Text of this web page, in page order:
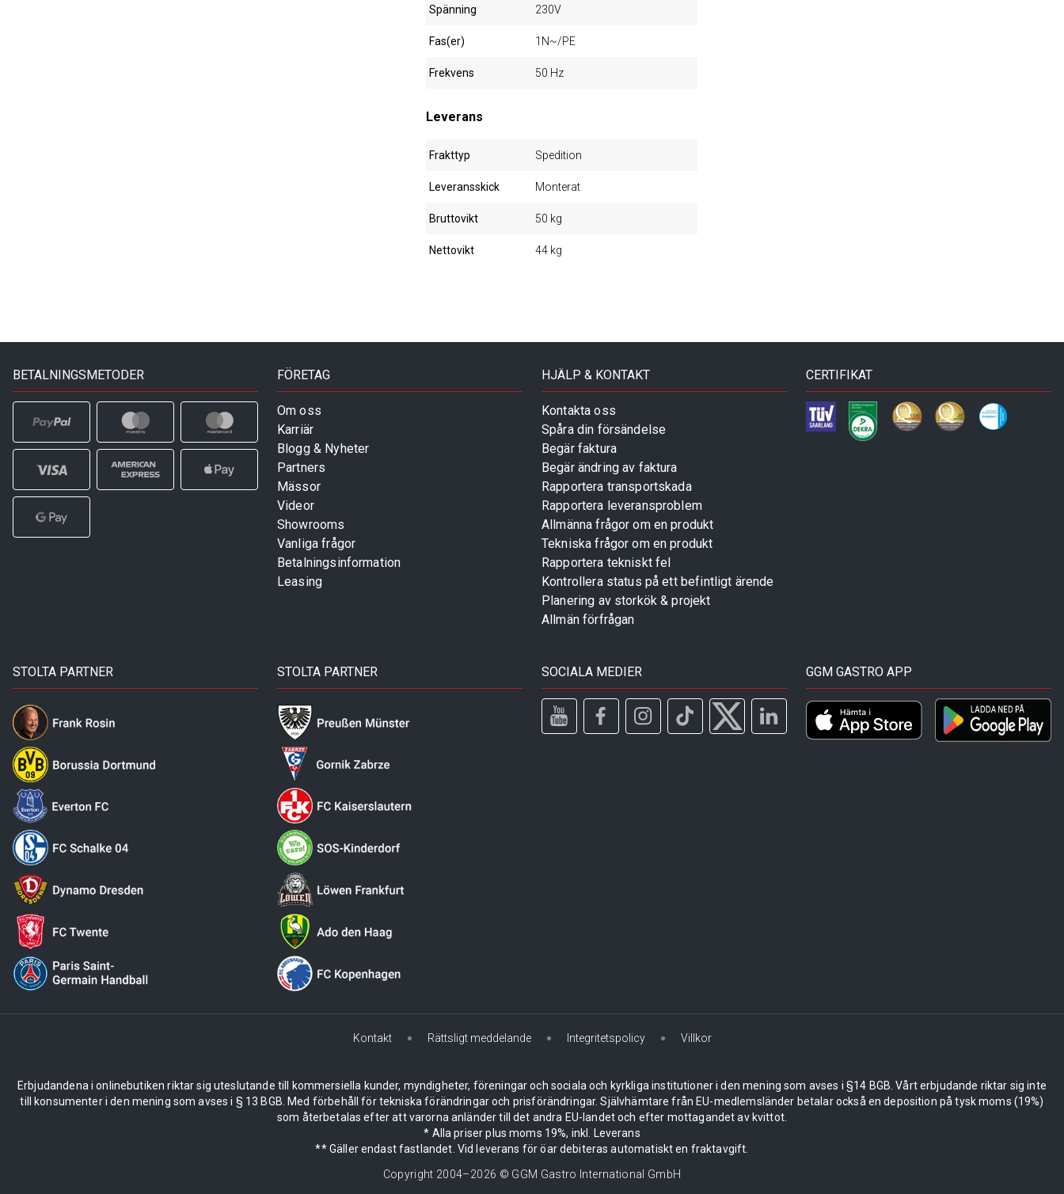
Spänning 230V
Fas(er) 1N~/PE
Frekvens 50 Hz
Leverans
Frakttyp Spedition
Leveransskick Monterat
Bruttovikt 50 kg
Nettovikt 44 kg
BETALNINGSMETODER FÖRETAG
Om oss
Karriär
Blogg & Nyheter
Partners
Mässor
Videor
Showrooms
Vanliga frågor
Betalningsinformation
Leasing
HJÄLP & KONTAKT
Kontakta oss
Spåra din försändelse
Begär faktura
Begär ändring av faktura
Rapportera transportskada
Rapportera leveransproblem
Allmänna frågor om en produkt
Tekniska frågor om en produkt
Rapportera tekniskt fel
Kontrollera status på ett befintligt ärende
Planering av storkök & projekt
Allmän förfrågan
CERTIFIKAT
STOLTA PARTNER STOLTA PARTNER SOCIALA MEDIER GGM GASTRO APP
Kontakt Rättsligt meddelande Integritetspolicy Villkor
Erbjudandena i onlinebutiken riktar sig uteslutande till kommersiella kunder, myndigheter, föreningar och sociala och kyrkliga institutioner i den mening som avses i §14 BGB. Vårt erbjudande riktar sig inte
till konsumenter i den mening som avses i § 13 BGB. Med förbehåll för tekniska förändringar och prisförändringar. Självhämtare från EU-medlemsländer betalar också en deposition på tysk moms (19%)
som återbetalas efter att varorna anländer till det andra EU-landet och efter mottagandet av kvittot.
* Alla priser plus moms 19%, inkl. Leverans
** Gäller endast fastlandet. Vid leverans för öar debiteras automatiskt en fraktavgift.
Copyright 2004–2026 © GGM Gastro International GmbH